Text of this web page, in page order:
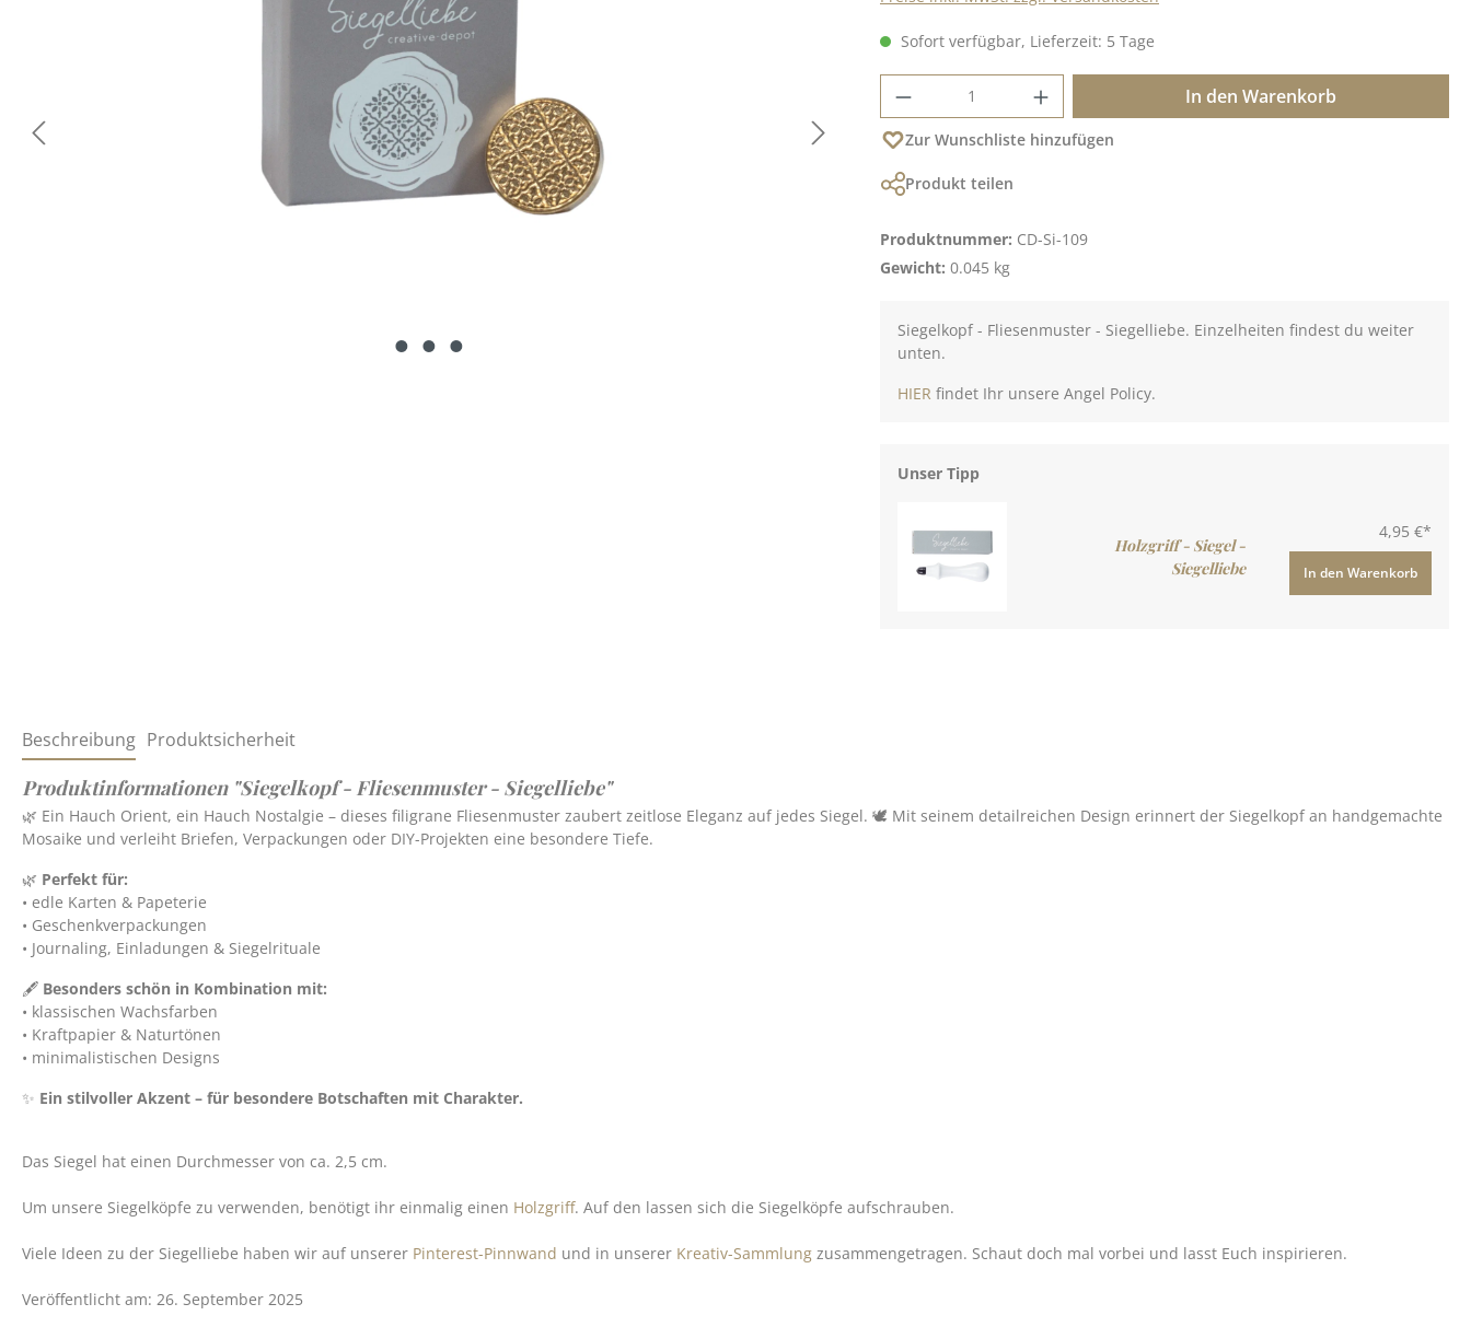
Sofort verfügbar, Lieferzeit: 5 Tage
Produkt Anzahl: Gib den gewünschten Wert
In den Warenkorb
Zur Wunschliste hinzufügen
Produkt teilen
Produktnummer: CD-Si-109
Gewicht: 0.045 kg
Siegelkopf - Fliesenmuster - Siegelliebe. Einzelheiten findest du weiter
unten.
HIER findet Ihr unsere Angel Policy.
Unser Tipp
Holzgriff - Siegel -
Siegelliebe
4,95 €*
In den Warenkorb
Beschreibung Produktsicherheit
Produktinformationen "Siegelkopf - Fliesenmuster - Siegelliebe"
🌿 Ein Hauch Orient, ein Hauch Nostalgie – dieses filigrane Fliesenmuster zaubert zeitlose Eleganz auf jedes Siegel. 🕊️ Mit seinem detailreichen Design erinnert der Siegelkopf an handgemachte
Mosaike und verleiht Briefen, Verpackungen oder DIY-Projekten eine besondere Tiefe.
🌿 Perfekt für:
• edle Karten & Papeterie
• Geschenkverpackungen
• Journaling, Einladungen & Siegelrituale
🖋️ Besonders schön in Kombination mit:
• klassischen Wachsfarben
• Kraftpapier & Naturtönen
• minimalistischen Designs
✨ Ein stilvoller Akzent – für besondere Botschaften mit Charakter.
Das Siegel hat einen Durchmesser von ca. 2,5 cm.
Um unsere Siegelköpfe zu verwenden, benötigt ihr einmalig einen Holzgriff. Auf den lassen sich die Siegelköpfe aufschrauben.
Viele Ideen zu der Siegelliebe haben wir auf unserer Pinterest-Pinnwand und in unserer Kreativ-Sammlung zusammengetragen. Schaut doch mal vorbei und lasst Euch inspirieren.
Veröffentlicht am: 26. September 2025